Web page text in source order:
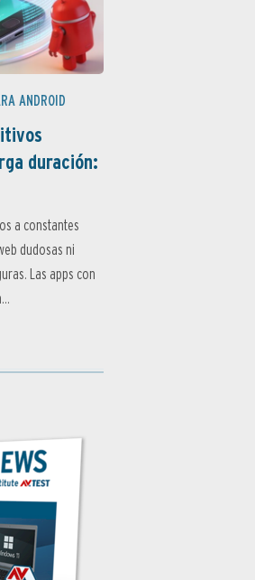
ANDROID
duración:
a constantes
dudosas ni
Las apps con